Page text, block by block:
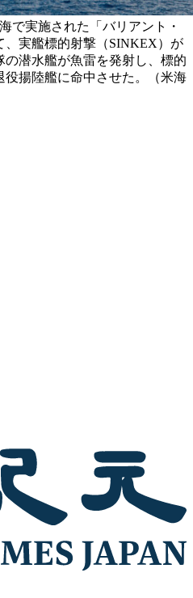
で実施された「バリアント・
、実艦標的射撃（SINKEX）が
潜水艦が魚雷を発射し、標的
役揚陸艦に命中させた。（米海